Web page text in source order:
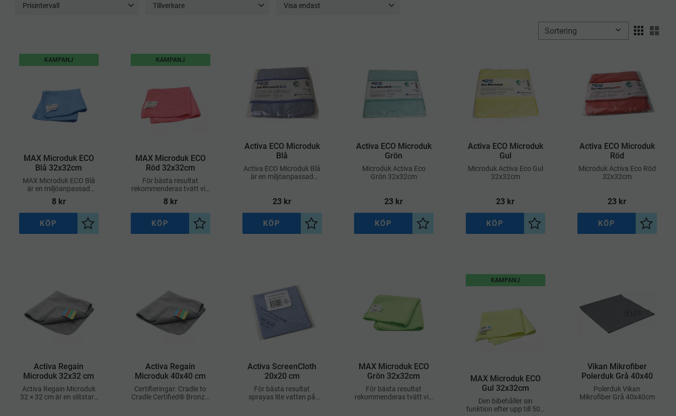
Prisintervall Tillverkare
Visa fler
Visa endast
MAX Microduk ECO
Blå 32x32cm
MAX Microduk ECO Blå
är en miljöanpassad
mikrofiberduk med bra
kvalitet och funktion
8kr
KAMPANJ
Lägg till i önskelista
KÖP
MAX Microduk ECO
Röd 32x32cm
För bästa resultat
rekommenderas tvätt vid
60°C, vilket är mer
skonsamt för miljön
8kr
KAMPANJ
Lägg till i önskelista
KÖP
Activa ECO Microduk
Blå
Activa ECO Microduk Blå
är en miljöanpassad
användas på alla hårda
23 kr
Lägg till i önskelista
KÖP
Activa ECO Microduk
Grön
​Microduk Activa Eco
Grön 32x32cm
23 kr
Lägg till i önskelista
KÖP
Activa ECO Microduk
Gul
​Microduk Activa Eco Gul
32x32cm
23 kr
Lägg till i önskelista
KÖP
Activa ECO Microduk
Röd
Microduk Activa Eco Röd
32x32cm
23 kr
Lägg till
KÖP
Activa Regain
Microduk 32x32 cm
Activa Regain Microduk
32 × 32 cm är en slitstark
Activa Regain
Microduk 40x40 cm
Certifieringar: Cradle to
Cradle Certified® Bronze,
Activa ScreenCloth
20x20 cm
För bästa resultat
sprayas lite vatten på
MAX Microduk ECO
Grön 32x32cm
För bästa resultat
rekommenderas tvätt vid
MAX Microduk ECO
Gul 32x32cm
Den bibehåller sin
funktion efter upp till 500
KAMPANJ
Vikan Mikrofiber
Polerduk Grå 40x40
​Polerduk Vikan
Mikrofiber Grå 40x40cm